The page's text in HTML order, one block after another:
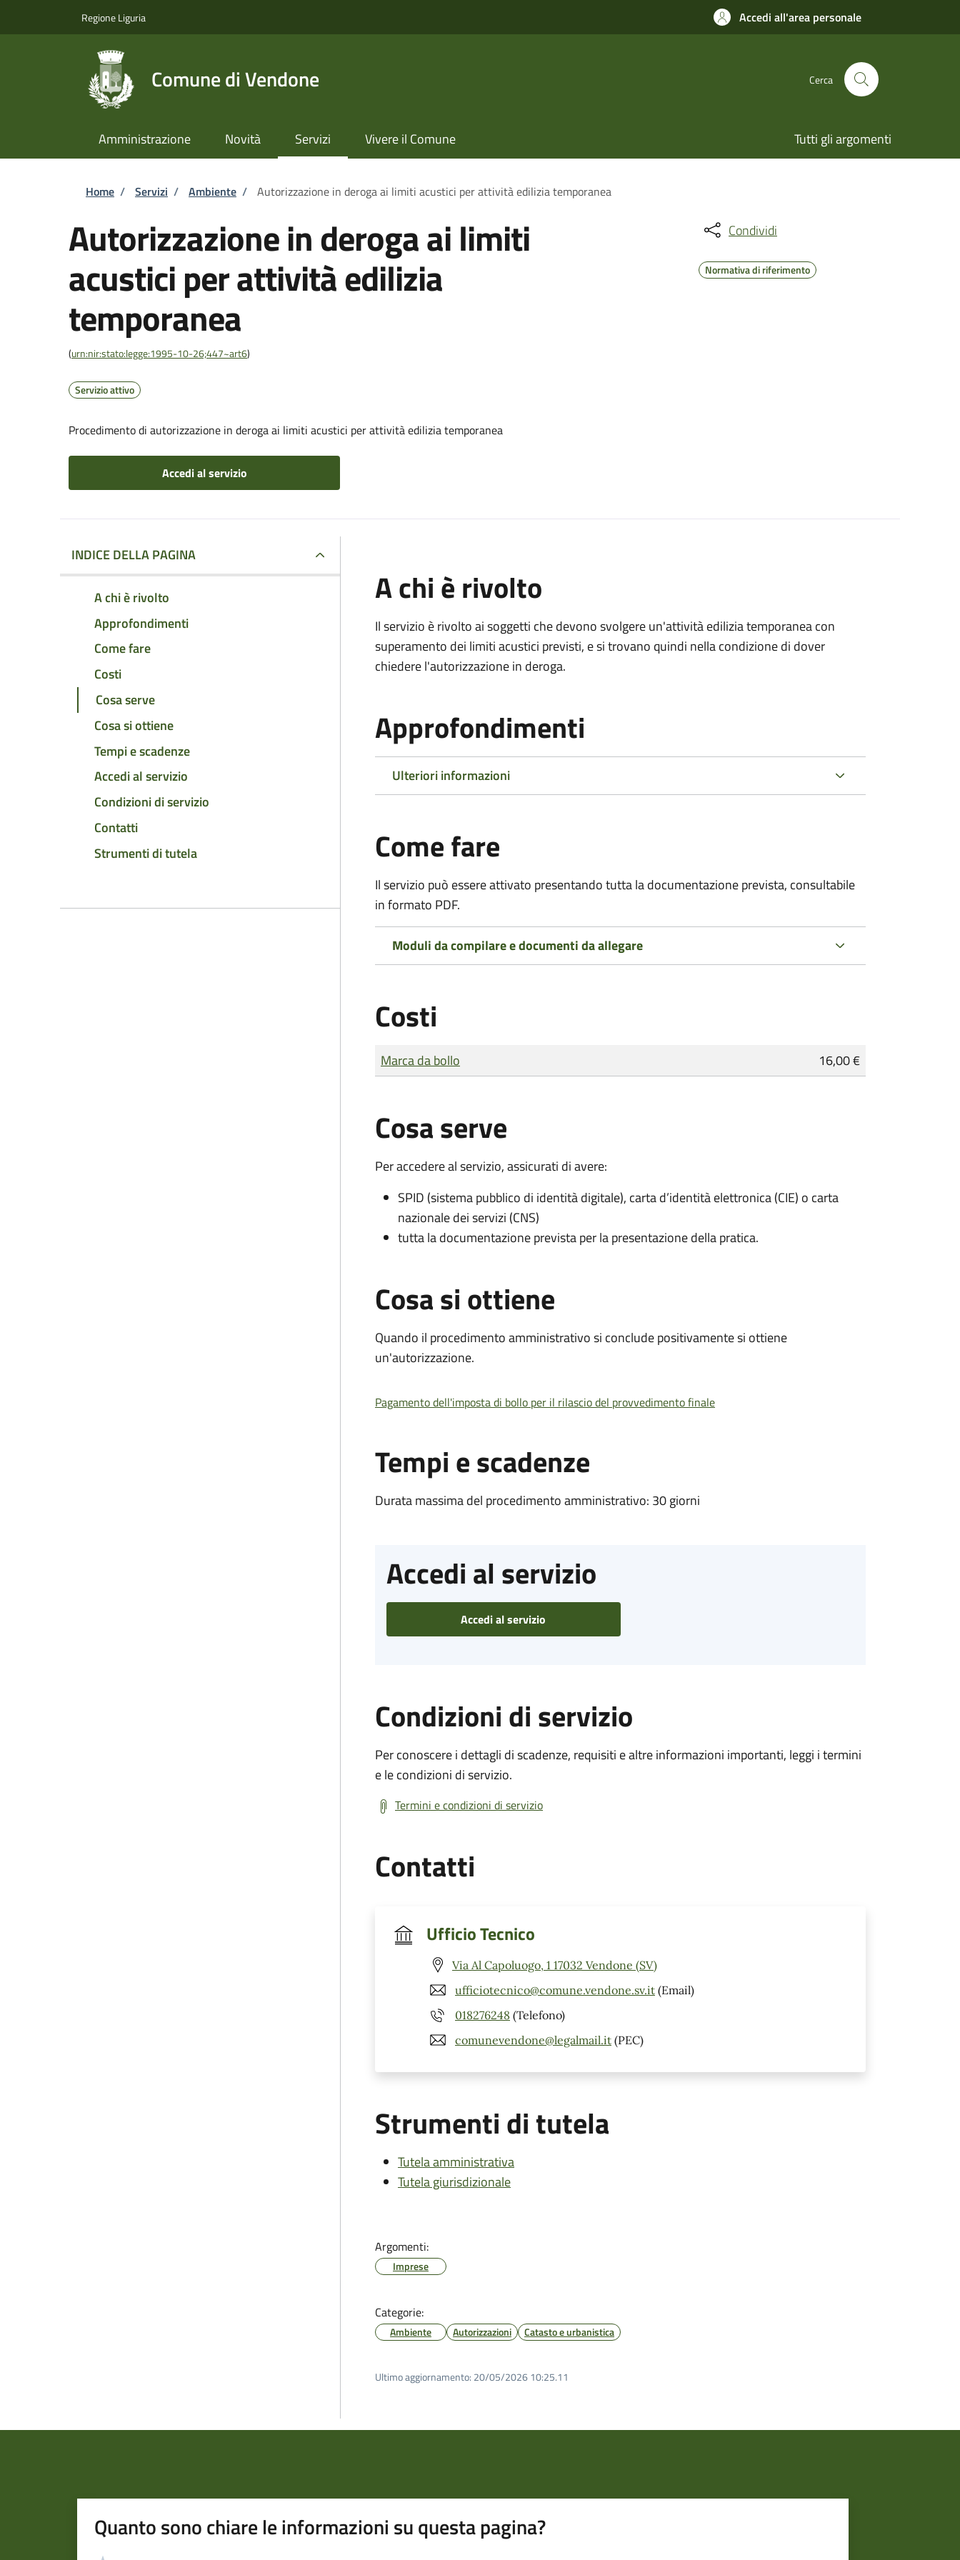
Regione Liguria Accedi all'area personale
Comune di Vendone Cerca
Amministrazione Novità Servizi Vivere il Comune Tutti gli argomenti
Briciole di pane
Home / Servizi / Ambiente / Autorizzazione in deroga ai limiti acustici per attività edilizia temporanea
Autorizzazione in deroga ai limiti
acustici per attività edilizia
temporanea
(urn:nir:stato:legge:1995-10-26;447~art6)
Servizio attivo
Procedimento di autorizzazione in deroga ai limiti acustici per attività edilizia temporanea
Accedi al servizio
Condividi
Normativa di riferimento
INDICE DELLA PAGINA
A chi è rivolto
Approfondimenti
Come fare
Costi
Cosa serve
Cosa si ottiene
Tempi e scadenze
Accedi al servizio
Condizioni di servizio
Contatti
Strumenti di tutela
A chi è rivolto
Il servizio è rivolto ai soggetti che devono svolgere un'attività edilizia temporanea con
superamento dei limiti acustici previsti, e si trovano quindi nella condizione di dover
chiedere l'autorizzazione in deroga.
Approfondimenti
Ulteriori informazioni
Come fare
Il servizio può essere attivato presentando tutta la documentazione prevista, consultabile
in formato PDF.
Moduli da compilare e documenti da allegare
Costi
Tipo di pagamento
Importo
Marca da bollo 16,00 €
Cosa serve
Per accedere al servizio, assicurati di avere:
SPID (sistema pubblico di identità digitale), carta d’identità elettronica (CIE) o carta
nazionale dei servizi (CNS)
tutta la documentazione prevista per la presentazione della pratica.
Cosa si ottiene
Quando il procedimento amministrativo si conclude positivamente si ottiene
un'autorizzazione.
Pagamento dell'imposta di bollo per il rilascio del provvedimento finale
Tempi e scadenze
Durata massima del procedimento amministrativo: 30 giorni
Accedi al servizio
Accedi al servizio
Condizioni di servizio
Per conoscere i dettagli di scadenze, requisiti e altre informazioni importanti, leggi i termini
e le condizioni di servizio.
Termini e condizioni di servizio
Contatti
Ufficio Tecnico
Via Al Capoluogo, 1 17032 Vendone (SV)
ufficiotecnico@comune.vendone.sv.it (Email)
018276248 (Telefono)
comunevendone@legalmail.it (PEC)
Strumenti di tutela
Tutela amministrativa
Tutela giurisdizionale
Argomenti:
Imprese
Categorie:
Ambiente Autorizzazioni Catasto e urbanistica
Ultimo aggiornamento: 20/05/2026 10:25.11
Quanto sono chiare le informazioni su questa pagina?